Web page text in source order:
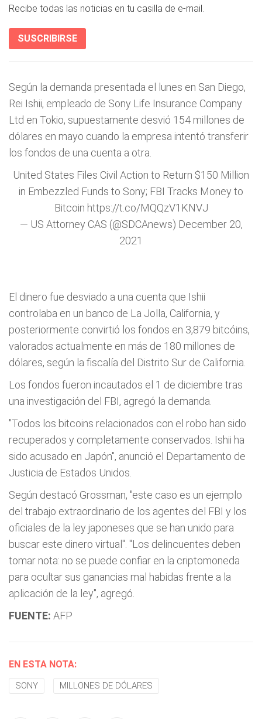
Recibe todas las noticias en tu casilla de e-mail.
SUSCRIBIRSE
Según la demanda presentada el lunes en San Diego,
Rei Ishii, empleado de Sony Life Insurance Company
Ltd en Tokio, supuestamente desvió 154 millones de
dólares en mayo cuando la empresa intentó transferir
los fondos de una cuenta a otra.
United States Files Civil Action to Return $150 Million
in Embezzled Funds to Sony; FBI Tracks Money to
Bitcoin https://t.co/MQQzV1KNVJ
— US Attorney CAS (@SDCAnews) December 20,
2021
El dinero fue desviado a una cuenta que Ishii
controlaba en un banco de La Jolla, California, y
posteriormente convirtió los fondos en 3,879 bitcóins,
valorados actualmente en más de 180 millones de
dólares, según la fiscalía del Distrito Sur de California.
Los fondos fueron incautados el 1 de diciembre tras
una investigación del FBI, agregó la demanda.
"Todos los bitcoins relacionados con el robo han sido
recuperados y completamente conservados. Ishii ha
sido acusado en Japón", anunció el Departamento de
Justicia de Estados Unidos.
Según destacó Grossman, "este caso es un ejemplo
del trabajo extraordinario de los agentes del FBI y los
oficiales de la ley japoneses que se han unido para
buscar este dinero virtual". "Los delincuentes deben
tomar nota: no se puede confiar en la criptomoneda
para ocultar sus ganancias mal habidas frente a la
aplicación de la ley", agregó.
FUENTE: AFP
EN ESTA NOTA:
SONY MILLONES DE DÓLARES